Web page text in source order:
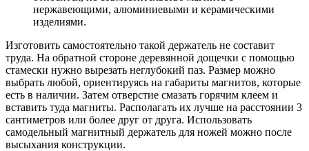
нержавеющими, алюминиевыми и керамическими
изделиями.
Изготовить самостоятельно такой держатель не составит
труда. На обратной стороне деревянной дощечки с помощью
стамески нужно вырезать неглубокий паз. Размер можно
выбрать любой, ориентируясь на габариты магнитов, которые
есть в наличии. Затем отверстие смазать горячим клеем и
вставить туда магниты. Располагать их лучше на расстоянии 3
сантиметров или более друг от друга. Использовать
самодельный магнитный держатель для ножей можно после
высыхания конструкции.